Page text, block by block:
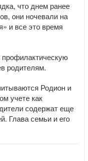
что днем ранее
они ночевали на
и все это время
родителям.
Родион и
учете как
содержат еще
Глава семьи и его